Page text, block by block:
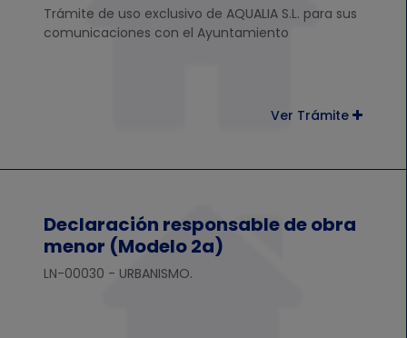
Trámite de uso exclusivo de AQUALIA S.L. para sus
comunicaciones con el Ayuntamiento
Ver Trámite
Declaración responsable de obra
menor (Modelo 2a)
LN-00030 - URBANISMO.